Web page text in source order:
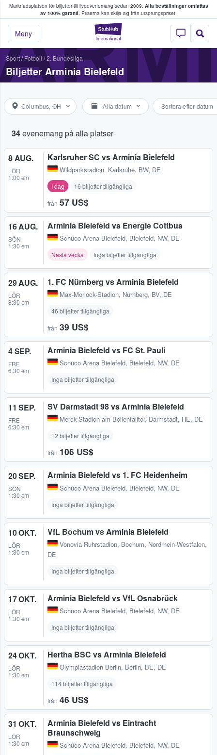
Marknadsplatsen för biljetter till liveevenemang sedan 2009. Alla beställningar omfattas
av 100% garanti. Priserna kan skilja sig från ursprungspriset.
StubHub – där
Meny
köper och säljer biljetter.
Sport/Fotboll /2. Bundesliga
Biljetter Arminia Bielefeld
Columbus, OH Alla datum Sortera efter datum
34evenemang på alla platser
8 AUG.
LÖR
1:00 em
Karlsruher SC vs Arminia Bielefeld
Wildparkstadion, Karlsruhe, BW, DE
I dag 16 biljetter tillgängliga
från 57 US$
16 AUG.
SÖN
1:30 em
Arminia Bielefeld vs Energie Cottbus
Schüco Arena Bielefeld, Bielefeld, NW, DE
Nästa vecka Inga biljetter tillgängliga
29 AUG.
LÖR
8:30 em
1. FC Nürnberg vs Arminia Bielefeld
Max-Morlock-Stadion, Nürnberg, BV, DE
46 biljetter tillgängliga
från 39 US$
4 SEP.
FRE
6:30 em
Arminia Bielefeld vs FC St. Pauli
Schüco Arena Bielefeld, Bielefeld, NW, DE
Inga biljetter tillgängliga
11 SEP.
FRE
6:30 em
SV Darmstadt 98 vs Arminia Bielefeld
Merck-Stadion am Böllenfalltor, Darmstadt, HE, DE
12 biljetter tillgängliga
från 106 US$
20 SEP.
SÖN
1:30 em
Arminia Bielefeld vs 1. FC Heidenheim
Schüco Arena Bielefeld, Bielefeld, NW, DE
Inga biljetter tillgängliga
10 OKT.
LÖR
1:30 em
VfL Bochum vs Arminia Bielefeld
Vonovia Ruhrstadion, Bochum, Nordrhein-Westfalen,
DE
Inga biljetter tillgängliga
17 OKT.
LÖR
1:30 em
Arminia Bielefeld vs VfL Osnabrück
Schüco Arena Bielefeld, Bielefeld, NW, DE
Inga biljetter tillgängliga
24 OKT.
LÖR
1:30 em
Hertha BSC vs Arminia Bielefeld
Olympiastadion Berlin, Berlin, BE, DE
114 biljetter tillgängliga
från 46 US$
31 OKT.
LÖR
1:30 em
Arminia Bielefeld vs Eintracht
Braunschweig
Schüco Arena Bielefeld, Bielefeld, NW, DE